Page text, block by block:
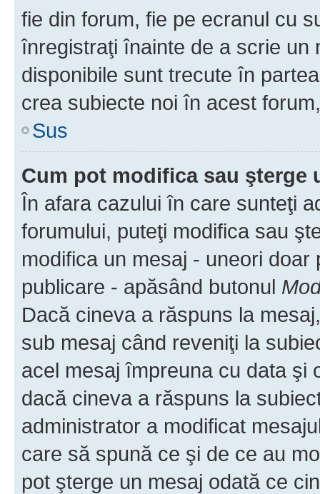
fie din forum, fie pe ecranul cu
înregistraţi înainte de a scrie un
disponibile sunt trecute în
crea subiecte noi în acest
Sus
Cum pot modifica sau şterge
În afara cazului în care sunteţi
forumului, puteţi modifica sau
modifica un mesaj - uneori
publicare - apăsând butonul
Dacă cineva a răspuns la
sub mesaj când reveniţi la
acel mesaj împreuna cu data şi
dacă cineva a răspuns la
administrator a modificat
care să spună ce şi de ce au
pot şterge un mesaj odată ce